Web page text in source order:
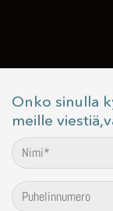
Onko sinulla
meille